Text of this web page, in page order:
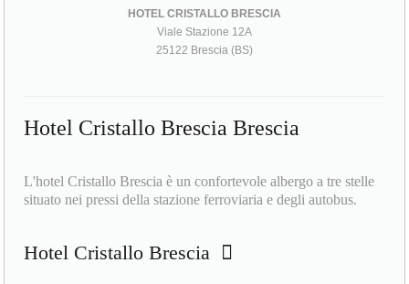
HOTEL CRISTALLO BRESCIA
Viale Stazione 12A
25122 Brescia (BS)
Hotel Cristallo Brescia Brescia
L'hotel Cristallo Brescia è un confortevole albergo a tre stelle
situato nei pressi della stazione ferroviaria e degli autobus.
Hotel Cristallo Brescia